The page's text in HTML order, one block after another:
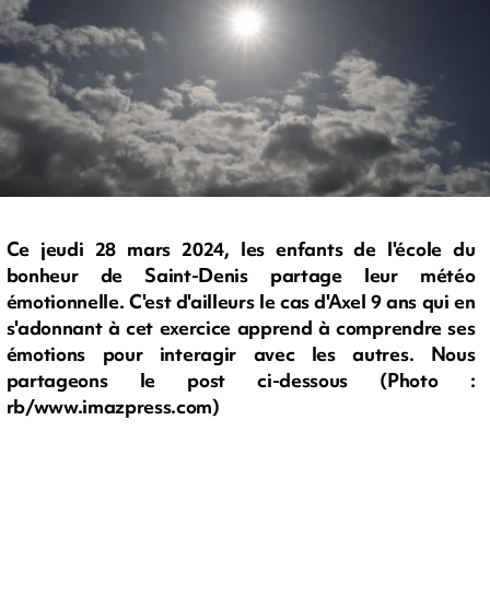
Ce jeudi 28 mars 2024, les enfants de l'école du
bonheur de Saint-Denis partage leur météo
émotionnelle. C'est d'ailleurs le cas d'Axel 9 ans qui en
s'adonnant à cet exercice apprend à comprendre ses
émotions pour interagir avec les autres. Nous
partageons le post ci-dessous (Photo :
rb/www.imazpress.com)